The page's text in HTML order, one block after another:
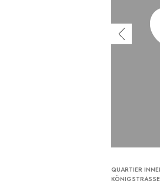
QUARTIER
KÖNIGSTRASSE